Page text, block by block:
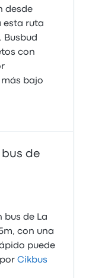
desde
esta ruta
Busbud
con
bajo
de
bus de La
con una
puede
porCikbus